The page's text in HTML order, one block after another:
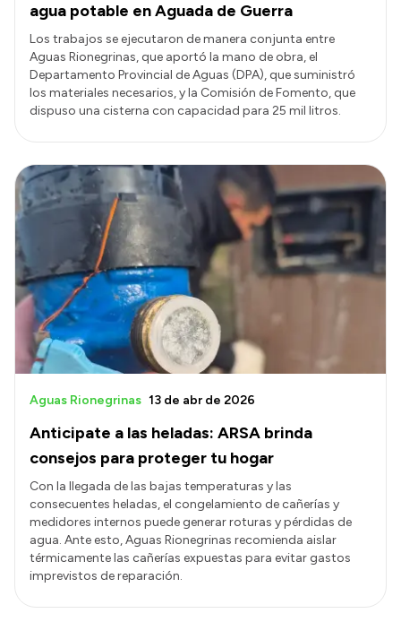
agua potable en Aguada de Guerra
Los trabajos se ejecutaron de manera conjunta entre
Aguas Rionegrinas, que aportó la mano de obra, el
Departamento Provincial de Aguas (DPA), que suministró
los materiales necesarios, y la Comisión de Fomento, que
dispuso una cisterna con capacidad para 25 mil litros.
Anticipate a las heladas: ARSA brinda
consejos para proteger tu hogar
Aguas Rionegrinas 13 de abr de 2026
Con la llegada de las bajas temperaturas y las
consecuentes heladas, el congelamiento de cañerías y
medidores internos puede generar roturas y pérdidas de
agua. Ante esto, Aguas Rionegrinas recomienda aislar
térmicamente las cañerías expuestas para evitar gastos
imprevistos de reparación.